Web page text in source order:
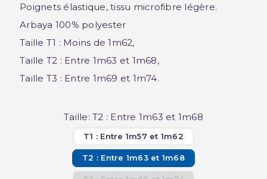
Poignets élastique, tissu microfibre légère.
Arbaya 100% polyester
Taille T1 : Moins de 1m62,
Taille T2 : Entre 1m63 et 1m68,
Taille T3 : Entre 1m69 et 1m74.
Taille: T2 : Entre 1m63 et 1m68
T1 : Entre 1m57 et 1m62
T2 : Entre 1m63 et 1m68